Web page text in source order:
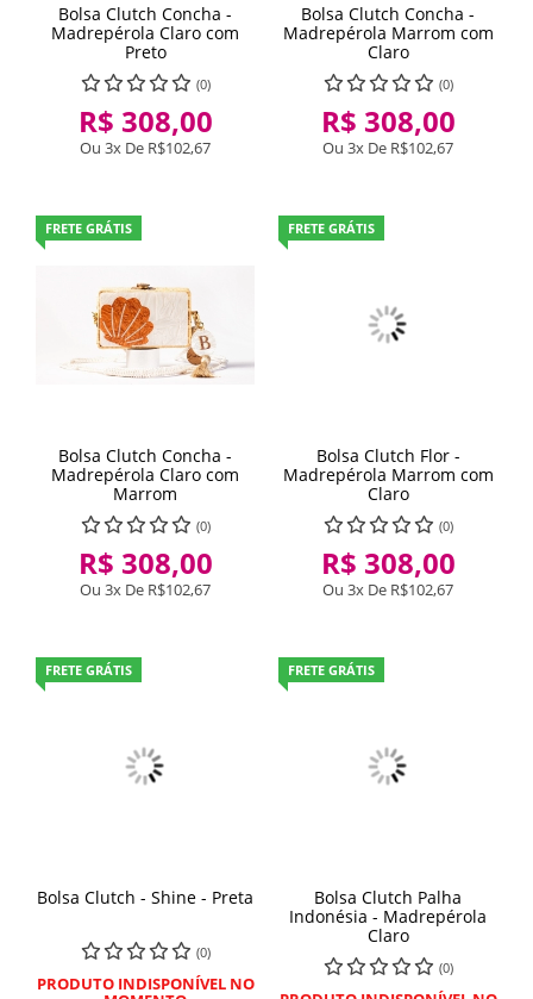
Bolsa Clutch Concha -
Madrepérola Claro com
Preto
(0)
R$ 308,00
Ou 3x De R$102,67
Bolsa Clutch Concha -
Madrepérola Marrom com
Claro
(0)
R$ 308,00
Ou 3x De R$102,67
FRETE GRÁTIS
Bolsa Clutch Concha -
Madrepérola Claro com
Marrom
(0)
R$ 308,00
Ou 3x De R$102,67
FRETE GRÁTIS
Bolsa Clutch Flor -
Madrepérola Marrom com
Claro
(0)
R$ 308,00
Ou 3x De R$102,67
FRETE GRÁTIS
Bolsa Clutch - Shine - Preta
(0)
PRODUTO INDISPONÍVEL NO
FRETE GRÁTIS
Bolsa Clutch Palha
Indonésia - Madrepérola
Claro
(0)